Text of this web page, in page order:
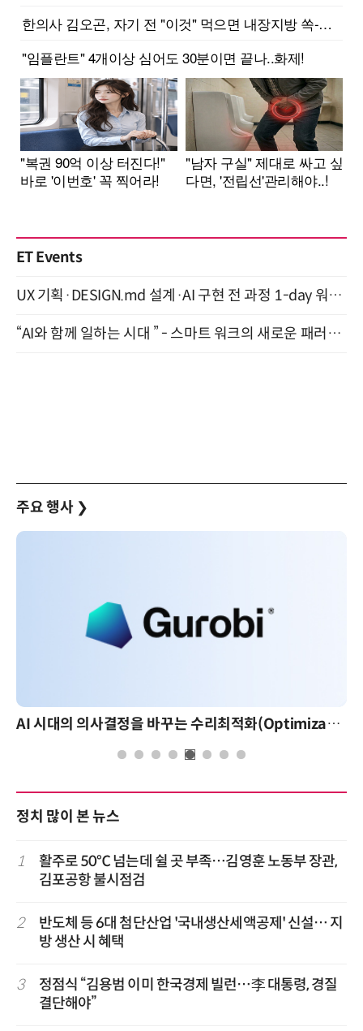
ET Events
UX 기획·DESIGN.md 설계·AI 구현 전 과정 1-day 워크숍 with Claude Code·Codex 9월 15일 개최
“AI와 함께 일하는 시대 ” - 스마트 워크의 새로운 패러다임 (9/11)
주요 행사 ❯
AI 시대의 의사결정을 바꾸는 수리최적화(Optimization): 실제 산업 적용 사례와 활용 전략
정치 많이 본 뉴스
1
활주로 50℃ 넘는데 쉴 곳 부족…김영훈 노동부 장관,
김포공항 불시점검
2
반도체 등 6대 첨단산업 '국내생산세액공제' 신설… 지
방 생산 시 혜택
3
정점식 “김용범 이미 한국경제 빌런…李 대통령, 경질
결단해야”